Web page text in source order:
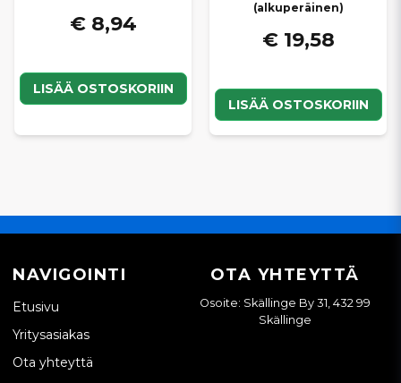
€ 8,94
LISÄÄ OSTOSKORIIN
(alkuperäinen)
€ 19,58
LISÄÄ OSTOSKORIIN
NAVIGOINTI
Etusivu
Yritysasiakas
Ota yhteyttä
OTA YHTEYTTÄ
Osoite: Skällinge By 31, 432 99
Skällinge